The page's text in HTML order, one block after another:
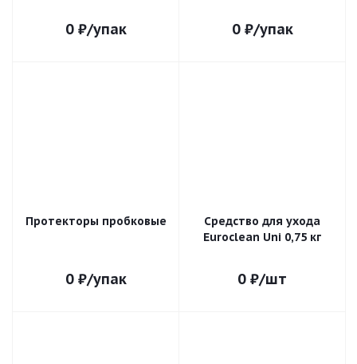
0₽/упак 0₽/упак
Протекторы пробковые
0₽/упак
Средство для ухода
Euroclean Uni 0,75 кг
0 ₽/шт